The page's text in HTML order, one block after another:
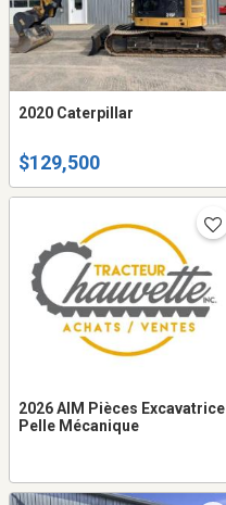
2020 Caterpillar
$129,500
2026 AIM Pièces Excavatrice
Pelle Mécanique